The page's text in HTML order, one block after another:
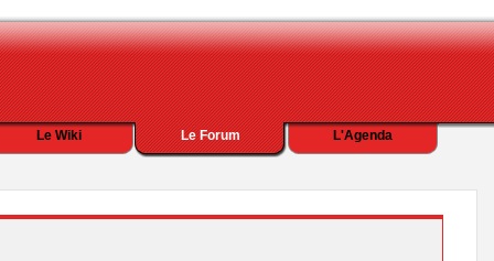
L'Agenda
Le Forum
Le Wiki